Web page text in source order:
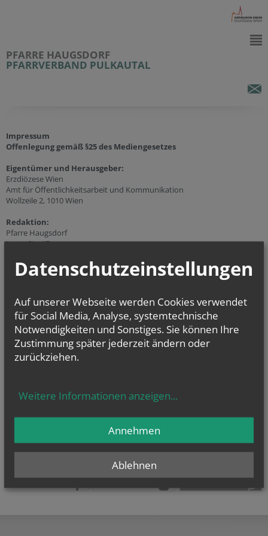
PFARRE HAUGSDORF
PFARRVERBAND PULKAUTAL
Impressum
Offenlegung gemäß §25 des Mediengesetzes
Eigentümer und Herausgeber:
Erzdiözese Wien
Amt für Öffentlichkeitsarbeit und Kommunikation
Wollzeile 2, 1010 Wien
Redaktion:
Pfarre Haugsdorf
Laaer Str. 17
Mobil: +43 (664) 610 12 07
E-Mail:pfarrverband.pulkautal@katholischekirche.at
Offenlegung zur grundlegenden Richtung:
Diese Seite ist der Webauftritt von Pfarre Haugsdorf im Rahmen des
Webportals der Erzdiözese Wien.
Datenschutzerklärung
Barrierefreiheitserklärung
Datenschutzeinstellungen
Auf unserer Webseite werden Cookies verwendet
für Social Media, Analyse, systemtechnische
Notwendigkeiten und Sonstiges. Sie können Ihre
Zustimmung später jederzeit ändern oder
zurückziehen.
Weitere Informationen anzeigen...
Ablehnen
Annehmen